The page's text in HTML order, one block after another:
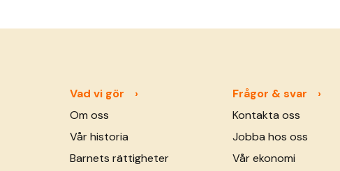
Vad vi gör
Om oss
Vår historia
Barnets rättigheter
Frågor & svar
Kontakta oss
Jobba hos oss
Vår ekonomi